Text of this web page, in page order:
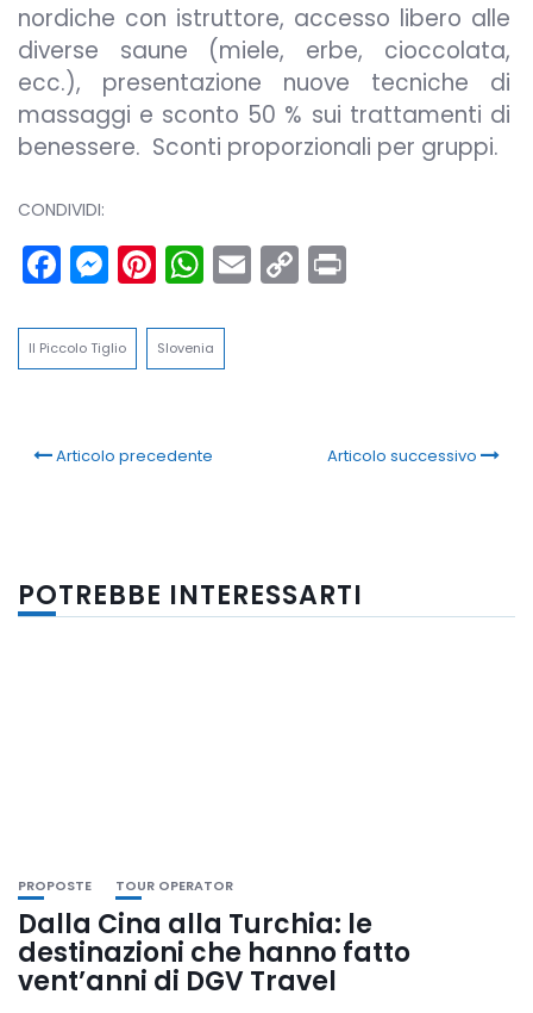
nordiche con istruttore, accesso libero alle
diverse saune (miele, erbe, cioccolata,
ecc.), presentazione nuove tecniche di
massaggi e sconto 50 % sui trattamenti di
benessere. Sconti proporzionali per gruppi.
CONDIVIDI:
Facebook
Messenger
Pinterest
WhatsApp
Email
Copy
Link
Il Piccolo Tiglio Slovenia
Articolo precedente Articolo successivo
POTREBBE INTERESSARTI
PROPOSTE TOUR OPERATOR
Dalla Cina alla Turchia: le
destinazioni che hanno fatto
vent’anni di DGV Travel